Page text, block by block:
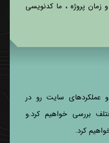
پروژه ، ما کدنویسی
عملکردهای سایت رو در
بررسی خواهیم کرد.و
کرد.